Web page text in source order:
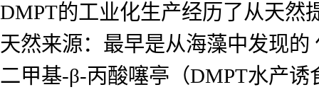
DMPT的工业化生产经历了从天然
天然来源：最早是从海藻中发现的
二甲基-β-丙酸噻亭（DMPT水产